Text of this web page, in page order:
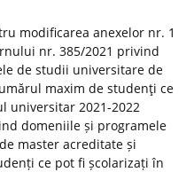
modificarea anexelor nr. 1
nr. 385/2021 privind
de studii universitare de
maxim de studenţi ce
universitar 2021-2022
domeniile și programele
master acreditate și
ce pot fi școlarizați în